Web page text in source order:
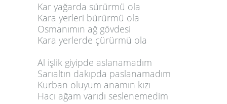
Kar yağarda sürürmü ola
Kara yerleri bürürmü ola
Osmanımın ağ gövdesi
Kara yerlerde çürürmü ola
Al işlik giyipde aslanamadım
Sarıaltın dakıpda paslanamadım
Kurban oluyum anamın kızı
Hacı ağam varıdı seslenemedim